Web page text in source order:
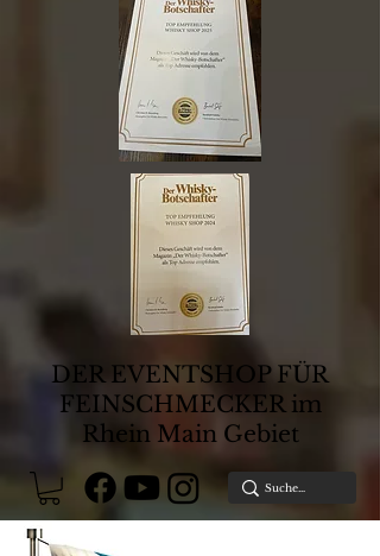
DER EVENTSHOP FÜR
FEINSCHMECKER im
Rhein Main Gebiet